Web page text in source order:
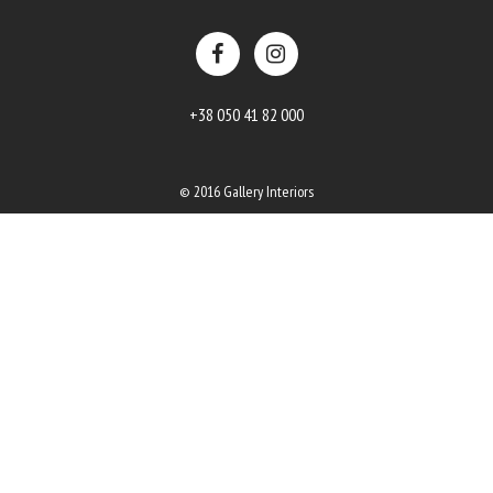
+38 050 41 82 000
© 2016 Gallery Interiors